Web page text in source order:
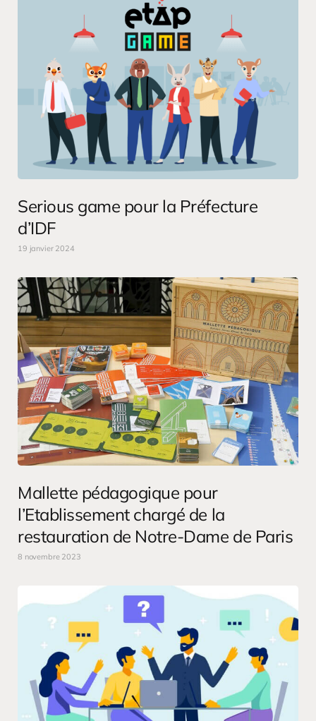
Serious game pour la Préfecture
d’IDF
19 janvier 2024
Mallette pédagogique pour
l’Etablissement chargé de la
restauration de Notre-Dame de Paris
8 novembre 2023